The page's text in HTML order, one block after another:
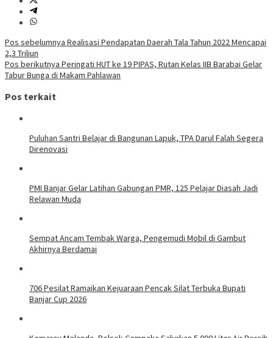
Navigasi
pos
Pos sebelumnya Realisasi Pendapatan Daerah Tala Tahun 2022 Mencapai
2,3 Triliun
Pos berikutnya Peringati HUT ke 19 PIPAS, Rutan Kelas IIB Barabai Gelar
Tabur Bunga di Makam Pahlawan
Pos terkait
Puluhan Santri Belajar di Bangunan Lapuk, TPA Darul Falah Segera
Direnovasi
PMI Banjar Gelar Latihan Gabungan PMR, 125 Pelajar Diasah Jadi
Relawan Muda
Sempat Ancam Tembak Warga, Pengemudi Mobil di Gambut
Akhirnya Berdamai
706 Pesilat Ramaikan Kejuaraan Pencak Silat Terbuka Bupati
Banjar Cup 2026